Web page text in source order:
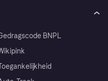
BNPL
Toegankelijkheid